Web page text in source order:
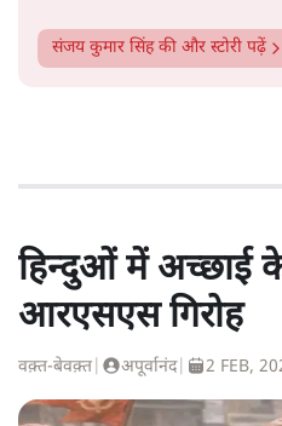
संजय कुमार सिंहकी और स्टोरी पढ़ें
हिन्दुओं में अच्छाई
आरएसएस गिरोह
वक़्त-बेवक़्त अपूर्वानंद| 2 FEB,